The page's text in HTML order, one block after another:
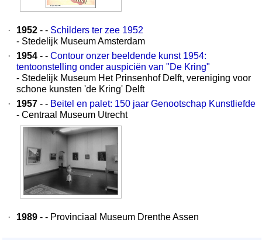
· 1952 - - Schilders ter zee 1952
- Stedelijk Museum Amsterdam
·
1954 - - Contour onzer beeldende kunst 1954:
tentoonstelling onder auspiciën van "De Kring"
- Stedelijk Museum Het Prinsenhof Delft, vereniging voor
schone kunsten 'de Kring' Delft
·
1957 - - Beitel en palet: 150 jaar Genootschap Kunstliefde
- Centraal Museum Utrecht
· 1989 - - Provinciaal Museum Drenthe Assen